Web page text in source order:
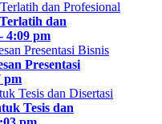
dan
4:09 pm
Presentasi
pm
Tesis dan